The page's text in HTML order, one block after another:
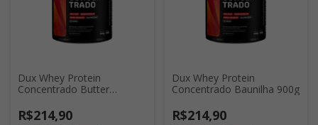
Dux Whey Protein
Concentrado Butter
R$214,90
Dux Whey Protein
Concentrado Baunilha 900g
R$214,90